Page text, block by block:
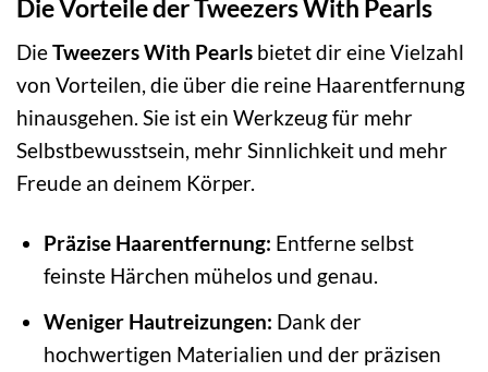
Die Vorteile der Tweezers With Pearls
DieTweezers With Pearls bietet dir eine Vielzahl
von Vorteilen, die über die reine Haarentfernung
hinausgehen. Sie ist ein Werkzeug für mehr
Selbstbewusstsein, mehr Sinnlichkeit und mehr
Freude an deinem Körper.
Präzise Haarentfernung: Entferne selbst
feinste Härchen mühelos und genau.
Weniger Hautreizungen: Dank der
hochwertigen Materialien und der präzisen